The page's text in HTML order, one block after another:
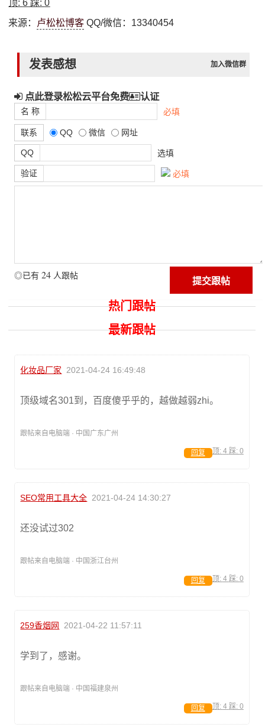
顶:6 踩:0
来源： 卢松松博客 QQ/微信：13340454
发表感想 加入微信群
点此登录松松云平台免费 认证
名 称 必填
联系 QQ 微信 网址
QQ 选填
验证 必填
◎已有 24 人跟帖
热门跟帖
最新跟帖
化妆品厂家 2021-04-24 16:49:48
顶级域名301到，百度傻乎乎的，越做越弱zhi。
跟帖来自电脑端 · 中国广东广州
顶: 4 踩: 0
回复
SEO常用工具大全 2021-04-24 14:30:27
还没试过302
跟帖来自电脑端 · 中国浙江台州
顶: 4 踩: 0
回复
259香烟网 2021-04-22 11:57:11
学到了，感谢。
跟帖来自电脑端 · 中国福建泉州
顶: 4 踩: 0
回复